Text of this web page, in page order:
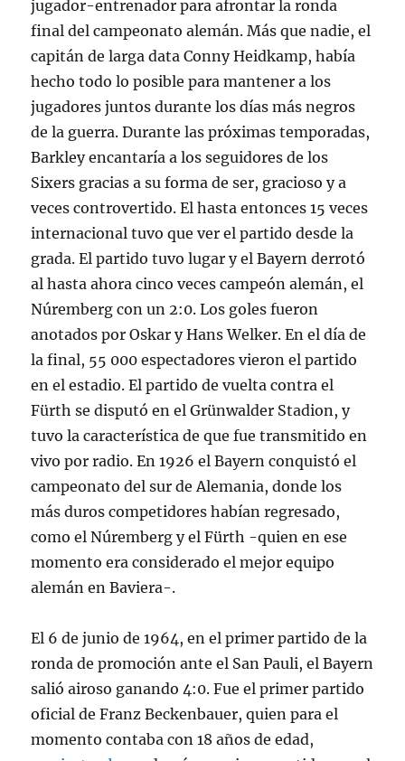
jugador-entrenador para afrontar la ronda
final del campeonato alemán. Más que nadie, el
capitán de larga data Conny Heidkamp, había
hecho todo lo posible para mantener a los
jugadores juntos durante los días más negros
de la guerra. Durante las próximas temporadas,
Barkley encantaría a los seguidores de los
Sixers gracias a su forma de ser, gracioso y a
veces controvertido. El hasta entonces 15 veces
internacional tuvo que ver el partido desde la
grada. El partido tuvo lugar y el Bayern derrotó
al hasta ahora cinco veces campeón alemán, el
Núremberg con un 2:0. Los goles fueron
anotados por Oskar y Hans Welker. En el día de
la final, 55 000 espectadores vieron el partido
en el estadio. El partido de vuelta contra el
Fürth se disputó en el Grünwalder Stadion, y
tuvo la característica de que fue transmitido en
vivo por radio. En 1926 el Bayern conquistó el
campeonato del sur de Alemania, donde los
más duros competidores habían regresado,
como el Núremberg y el Fürth -quien en ese
momento era considerado el mejor equipo
alemán en Baviera-.
El 6 de junio de 1964, en el primer partido de la
ronda de promoción ante el San Pauli, el Bayern
salió airoso ganando 4:0. Fue el primer partido
oficial de Franz Beckenbauer, quien para el
momento contaba con 18 años de edad,